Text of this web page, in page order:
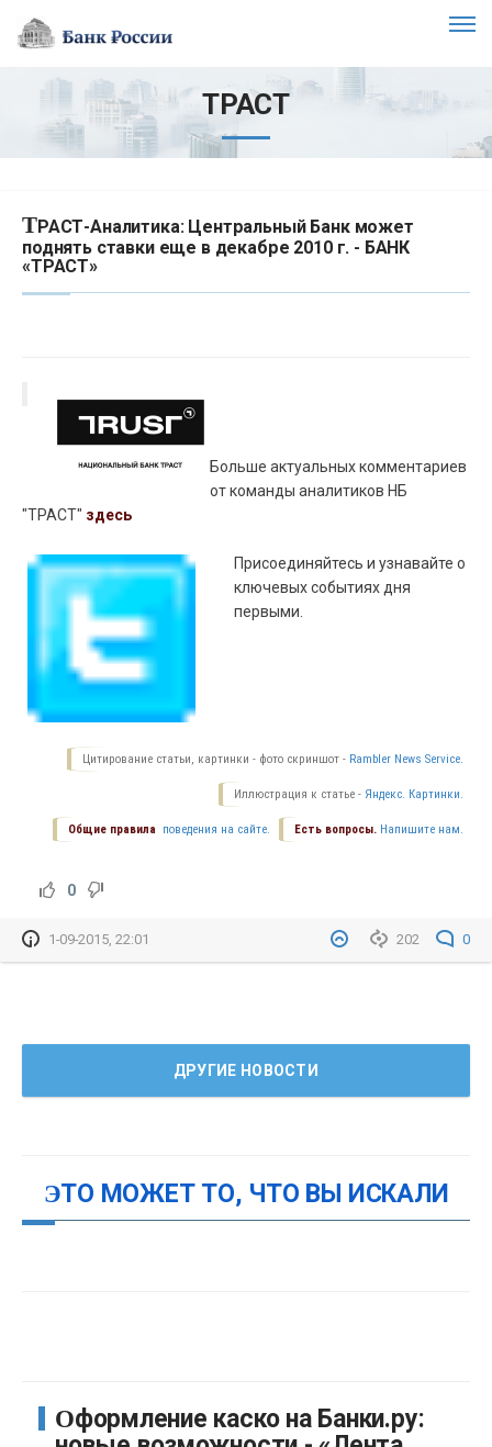
ТРАСТ
ТРАСТ-Аналитика: Центральный Банк может
поднять ставки еще в декабре 2010 г. - БАНК
«ТРАСТ»
Больше актуальных комментариев
от команды аналитиков НБ
"ТРАСТ" здесь
Присоединяйтесь и узнавайте о
ключевых событиях дня
первыми.
Цитирование статьи, картинки - фото скриншот - Rambler News Service.
Иллюстрация к статье - Яндекс. Картинки.
Есть вопросы. Напишите нам.
Общие правила поведения на сайте.
0
202 0
1-09-2015, 22:01
ДРУГИЕ НОВОСТИ
ЭТО МОЖЕТ ТО, ЧТО ВЫ ИСКАЛИ
Оформление каско на Банки.ру: